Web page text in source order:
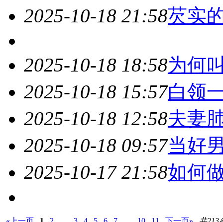
2025-10-18 21:58芡实
2025-10-18 18:58为何
2025-10-18 15:57白领
2025-10-18 12:58夫妻
2025-10-18 09:57当好
2025-10-17 21:58如何